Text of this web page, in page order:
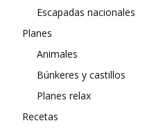
Escapadas nacionales
Planes
Animales
Búnkeres y castillos
Planes relax
Recetas